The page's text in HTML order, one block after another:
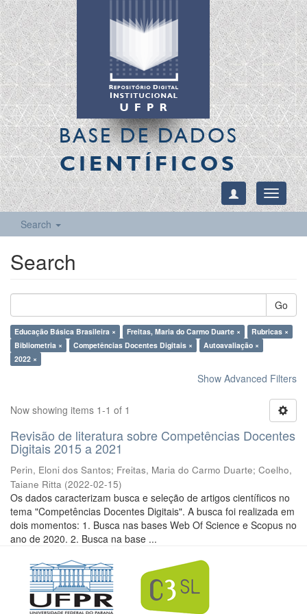
BASE DE DADOS
CIENTÍFICOS
Toggle
Search
Search
Go
Educação Básica Brasileira × Freitas, Maria do Carmo Duarte ×
Rubricas ×
Bibliometria ×
Competências Docentes Digitais ×
Autoavaliação ×
2022 ×
Show Advanced Filters
Now showing items 1-1 of 1
Revisão de literatura sobre Competências Docentes
Digitais 2015 a 2021
Perin, Eloni dos Santos; Freitas, Maria do Carmo Duarte; Coelho,
Taiane Ritta (2022-02-15)
Os dados caracterizam busca e seleção de artigos científicos no
tema "Competências Docentes Digitais". A busca foi realizada em
dois momentos: 1. Busca nas bases Web Of Science e Scopus no
ano de 2020. 2. Busca na base ...